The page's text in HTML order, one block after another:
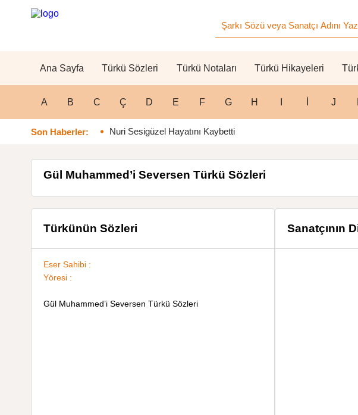
Ana Sayfa Türkü Sözleri Türkü Notaları Türkü Hikayeleri
A B C Ç D E F G H J
Son Haberler: Nuri Sesigüzel Hayatını Kaybetti
Gül Muhammed’i Seversen Türkü Sözleri
Türkünün Sözleri
Eser Sahibi :
Yöresi :
Gül Muhammed’i Seversen Türkü Sözleri
Sanatçının